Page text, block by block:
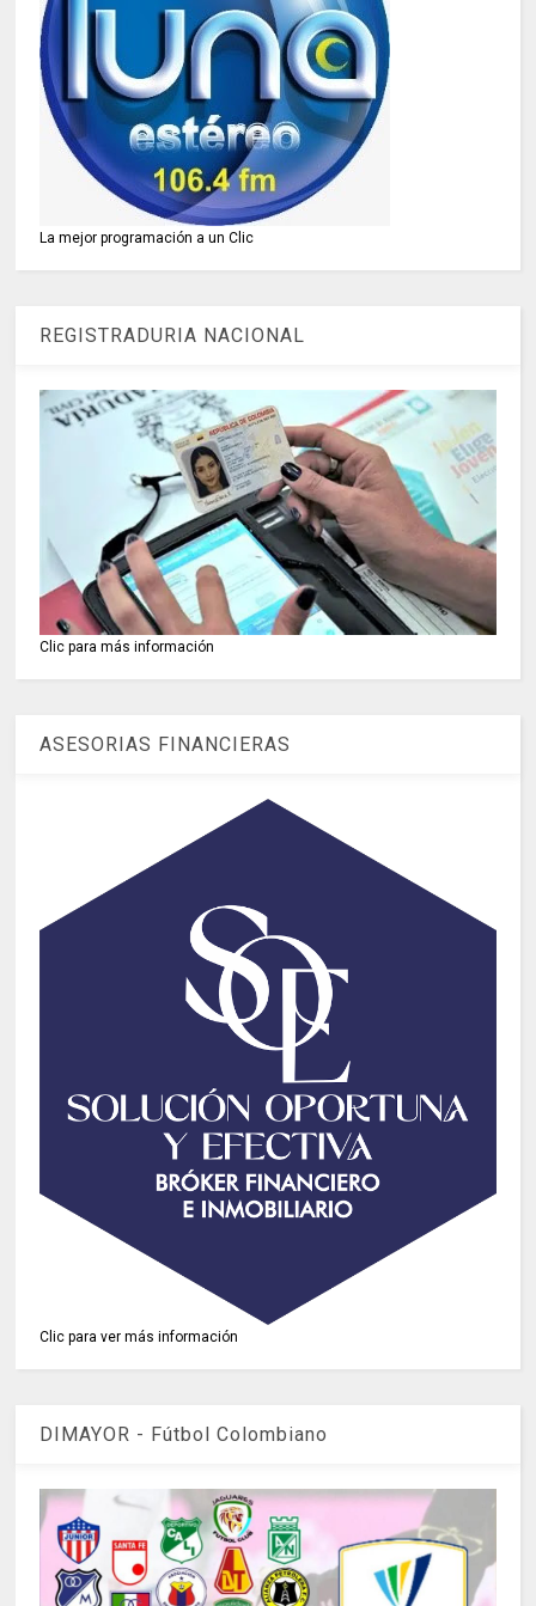
La mejor programación a un Clic
REGISTRADURIA NACIONAL
Clic para más información
ASESORIAS FINANCIERAS
Clic para ver más información
DIMAYOR - Fútbol Colombiano